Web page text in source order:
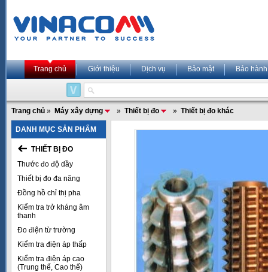
Trang chủ Giới thiệu Dịch vụ Bảo mật Bảo hành
Trang chủ » Máy xây dựng » Thiết bị đo » Thiết bị đo khác
DANH MỤC SẢN PHẨM
THIẾT BỊ ĐO
Thước đo độ dầy
Thiết bị đo đa năng
Đồng hồ chỉ thị pha
Kiểm tra trở kháng âm
thanh
Đo điện từ trường
Kiểm tra điện áp thấp
Kiểm tra điện áp cao
(Trung thế, Cao thế)